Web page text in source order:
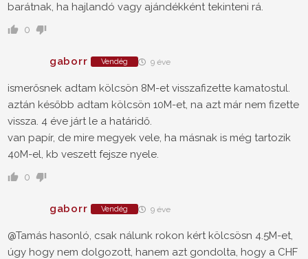
barátnak, ha hajlandó vagy ajándékként tekinteni rá.
0
gaborr Vendég 9 éve
ismerősnek adtam kölcsön 8M-et visszafizette kamatostul.
aztán később adtam kölcsön 10M-et, na azt már nem fizette
vissza. 4 éve járt le a határidő.
van papír, de mire megyek vele, ha másnak is még tartozik
40M-el, kb veszett fejsze nyele.
0
gaborr Vendég 9 éve
@Tamás hasonló, csak nálunk rokon kért kölcsösn 4.5M-et,
úgy hogy nem dolgozott, hanem azt gondolta, hogy a CHF